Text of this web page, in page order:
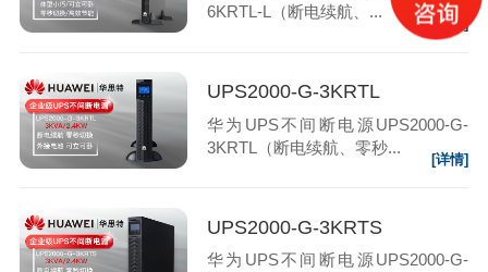
6KRTL-L（断电续航、...
[详情]
UPS2000-G-3KRTL
华为UPS不间断电源UPS2000-G-
3KRTL（断电续航、零秒...
[详情]
UPS2000-G-3KRTS
华为UPS不间断电源UPS2000-G-